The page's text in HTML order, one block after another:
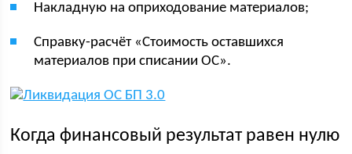
Накладную на оприходование материалов;
Справку-расчёт «Стоимость оставшихся
материалов при списании ОС».
Когда финансовый результат равен нулю